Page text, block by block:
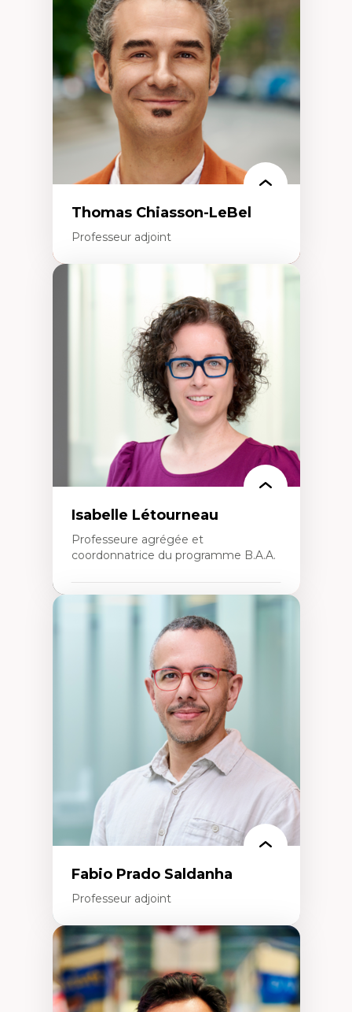
Histoire des faits économiques
Gestion durable des ressources naturelles
Écologie industrielle
Aménagement durable du territoire
Développement régional
Coopératives
Télétravail en milieu rural francophone
Transition socio-écologique
Thomas Chiasson-LeBel
Professeur adjoint
Théories du développement
Économie politique comparée
Élites économiques
Sociologie économique
Extractivisme
Classes sociales
Mouvements sociaux
Théories de l’État
Isabelle Létourneau
Professeure agrégée et
coordonnatrice du programme B.A.A.
Expertises
Conciliation travail-vie personnelle
Gestion des ressources humaines
(attraction et fidélisation de la main-
Responsabilité sociale des organisations
Interventions organisationnelles
Comportement organisationnel
(mobilisation au travail)
Recherche qualitative
Éthique des affaires
Fabio Prado Saldanha
Professeur adjoint
Expertises
Innovation sociale
Technologies sociales
Entrepreneuriat social et collectif